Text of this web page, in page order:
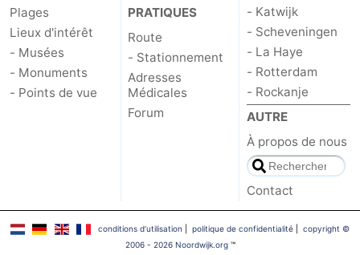
Plages
Lieux d'intérêt
- Musées
- Monuments
- Points de vue
PRATIQUES
Route
- Stationnement
Adresses
Médicales
Forum
- Katwijk
- Scheveningen
- La Haye
- Rotterdam
- Rockanje
AUTRE
À propos de nous
Contact
conditions d‘utilisation politique de confidentialité| copyright ©
2006 - 2026 Noordwijk.org™